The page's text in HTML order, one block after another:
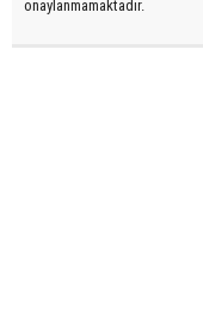
onaylanmamaktadır.